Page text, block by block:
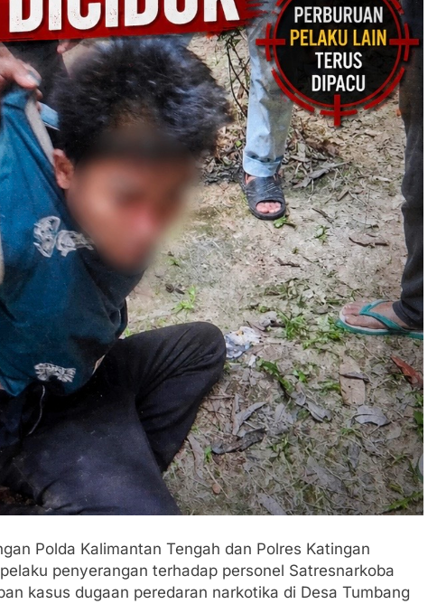
Polda Kalimantan Tengah dan Polres Katingan
penyerangan terhadap personel Satresnarkoba
kasus dugaan peredaran narkotika di Desa Tumbang